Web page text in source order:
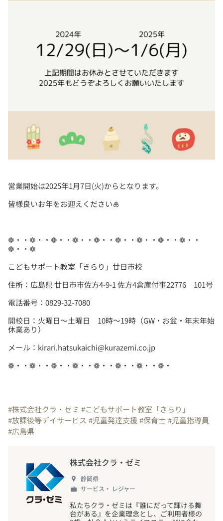
❁・・❁・・❁・・❁・・❁・・❁・・❁・・❁・・❁・・
開校日：火曜日～土曜日 10時～19時（GW・お盆・年末年始
❁・・❁・・❁・・❁・・❁・・❁・・❁・・❁・
#株式会社クラ・ゼミ #こどもサポート教室「きらり」
#放課後等デイサービス #児童発達支援 #保育士#児童指導員
#広島県
株式会社クラ・ゼミ
静岡県
サービス・ レジャー
私たちクラ・ゼミは『誰にだって輝ける舞
台がある』を企業理念とし、ご利用者様の